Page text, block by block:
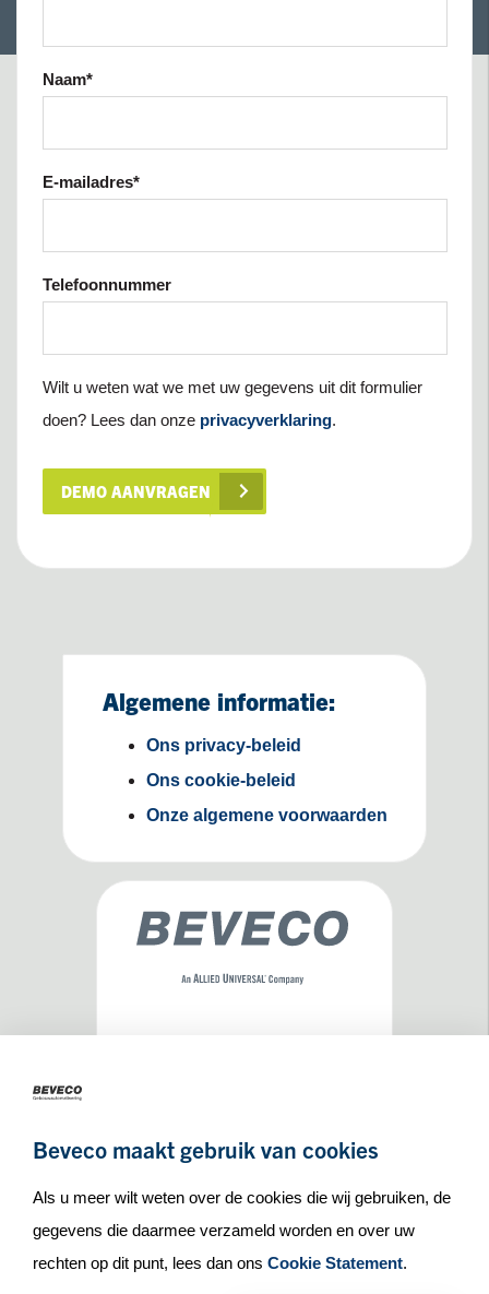
Beveco maakt gebruik van cookies
Als u meer wilt weten over de cookies die wij gebruiken, de
gegevens die daarmee verzameld worden en over uw
rechten op dit punt, lees dan ons Cookie Statement.
Naam*
E-mailadres*
Telefoonnummer
Wilt u weten wat we met uw gegevens uit dit formulier
doen? Lees dan onze privacyverklaring.
DEMO AANVRAGEN
+31(0)186 65 90 30
info@beveco.nl
Algemene informatie:
Ons privacy-beleid
Ons cookie-beleid
Onze algemene voorwaarden